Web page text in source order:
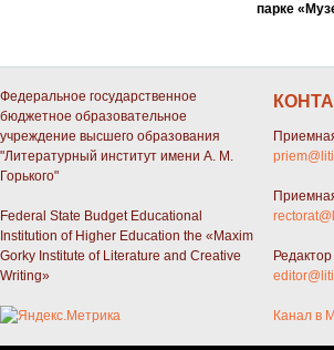
парке
Федеральное государственное
бюджетное образовательное
учреждение высшего образования
"Литературный институт имени А. М.
Горького"
Federal State Budget Educational
Institution of Higher Education the «Maxim
Gorky Institute of Literature and Creative
Writing»
Канал в